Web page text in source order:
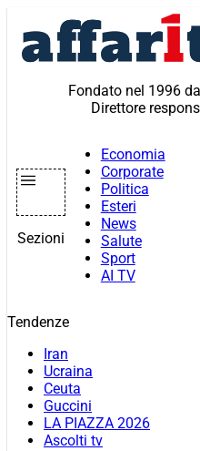
contenuto
Fondato nel 1996
Direttore
Sezioni
Economia
Corporate
Politica
Esteri
News
Salute
Sport
AI TV
Tendenze
Iran
Ucraina
Ceuta
Guccini
LA PIAZZA 2026
Ascolti tv